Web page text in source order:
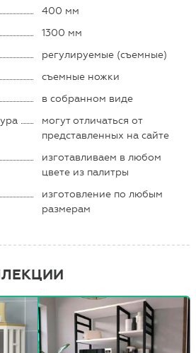
400 мм
1300 мм
регулируемые (съемные)
съемные ножки
в собранном виде
могут отличаться от
представленных на сайте
изготавливаем в любом
цвете из палитры
изготовление по любым
размерам